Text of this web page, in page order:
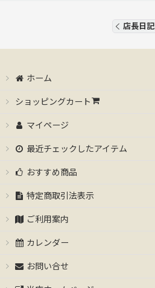
店長日記
ホーム
ショッピングカート
マイページ
最近チェックしたアイテム
おすすめ商品
特定商取引法表示
ご利用案内
カレンダー
お問い合せ